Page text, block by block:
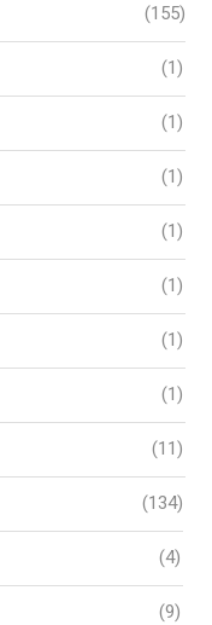
(155)
(1)
(1)
(1)
(1)
(1)
(1)
(1)
(11)
(134)
(4)
(9)